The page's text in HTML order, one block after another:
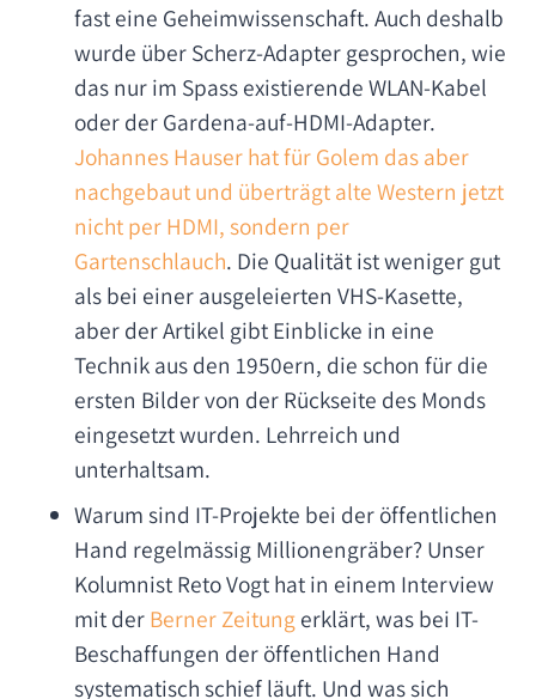
fast eine Geheimwissenschaft. Auch deshalb
wurde über Scherz-Adapter gesprochen, wie
das nur im Spass existierende WLAN-Kabel
oder der Gardena-auf-HDMI-Adapter.
Johannes Hauser hat für Golem das aber
nachgebaut und überträgt alte Western jetzt
nicht per HDMI, sondern per
Gartenschlauch. Die Qualität ist weniger gut
als bei einer ausgeleierten VHS-Kasette,
aber der Artikel gibt Einblicke in eine
Technik aus den 1950ern, die schon für die
ersten Bilder von der Rückseite des Monds
eingesetzt wurden. Lehrreich und
unterhaltsam.
Warum sind IT-Projekte bei der öffentlichen
Hand regelmässig Millionengräber? Unser
Kolumnist Reto Vogt hat in einem Interview
mit derBerner Zeitungerklärt, was bei IT-
Beschaffungen der öffentlichen Hand
systematisch schief läuft. Und was sich